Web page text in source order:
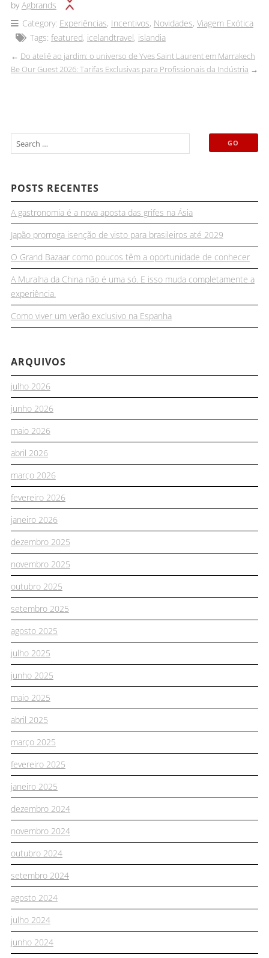
byAgbrands
Category: Experiências, Incentivos, Novidades, Viagem Exótica
Tags: featured, icelandtravel, islandia
← Do ateliê ao jardim: o universo de Yves Saint Laurent em Marrakech
Be Our Guest 2026: Tarifas Exclusivas para Profissionais da Indústria →
POSTS RECENTES
A gastronomia é a nova aposta das grifes na Ásia
Japão prorroga isenção de visto para brasileiros até 2029
O Grand Bazaar como poucos têm a oportunidade de conhecer
A Muralha da China não é uma só. E isso muda completamente a
experiência.
Como viver um verão exclusivo na Espanha
ARQUIVOS
julho 2026
junho 2026
maio 2026
abril 2026
março 2026
fevereiro 2026
janeiro 2026
dezembro 2025
novembro 2025
outubro 2025
setembro 2025
agosto 2025
julho 2025
junho 2025
maio 2025
abril 2025
março 2025
fevereiro 2025
janeiro 2025
dezembro 2024
novembro 2024
outubro 2024
setembro 2024
agosto 2024
julho 2024
junho 2024